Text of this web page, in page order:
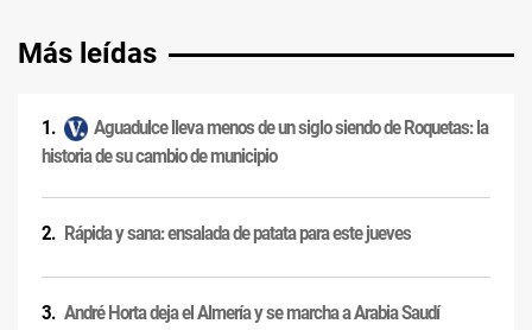
Más leídas
Aguadulce lleva menos de un siglo siendo de Roquetas: la
historia de su cambio de municipio
Rápida y sana: ensalada de patata para este jueves
André Horta deja el Almería y se marcha a Arabia Saudí